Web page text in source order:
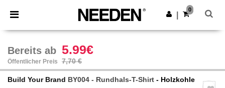
× Needen App
Bessere Preise in der App!
App holen
0
Bereits ab 5.99€
Öffentlicher Preis 7,70 €
Build Your Brand BY004 - Rundhals-T-Shirt - Holzkohle